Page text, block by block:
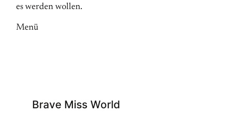
es werden wollen.
Menü
Brave Miss World